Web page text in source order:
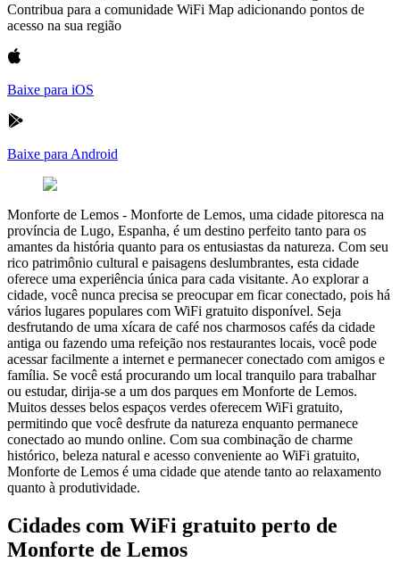
Contribua para a comunidade WiFi Map adicionando pontos de
acesso na sua região
Baixe para iOS
Baixe para Android
Monforte de Lemos - Monforte de Lemos, uma cidade pitoresca na
província de Lugo, Espanha, é um destino perfeito tanto para os
amantes da história quanto para os entusiastas da natureza. Com seu
rico patrimônio cultural e paisagens deslumbrantes, esta cidade
oferece uma experiência única para cada visitante. Ao explorar a
cidade, você nunca precisa se preocupar em ficar conectado, pois há
vários lugares populares com WiFi gratuito disponível. Seja
desfrutando de uma xícara de café nos charmosos cafés da cidade
antiga ou fazendo uma refeição nos restaurantes locais, você pode
acessar facilmente a internet e permanecer conectado com amigos e
família. Se você está procurando um local tranquilo para trabalhar
ou estudar, dirija-se a um dos parques em Monforte de Lemos.
Muitos desses belos espaços verdes oferecem WiFi gratuito,
permitindo que você desfrute da natureza enquanto permanece
conectado ao mundo online. Com sua combinação de charme
histórico, beleza natural e acesso conveniente ao WiFi gratuito,
Monforte de Lemos é uma cidade que atende tanto ao relaxamento
quanto à produtividade.
Cidades com WiFi gratuito perto de
Monforte de Lemos